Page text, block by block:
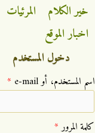
خير الكلام
المرئيات
اخبار الموقع
دخول المستخدم
‏اسم المستخدم، أو e-mail ‏ *
‏كلمة المرور ‏*